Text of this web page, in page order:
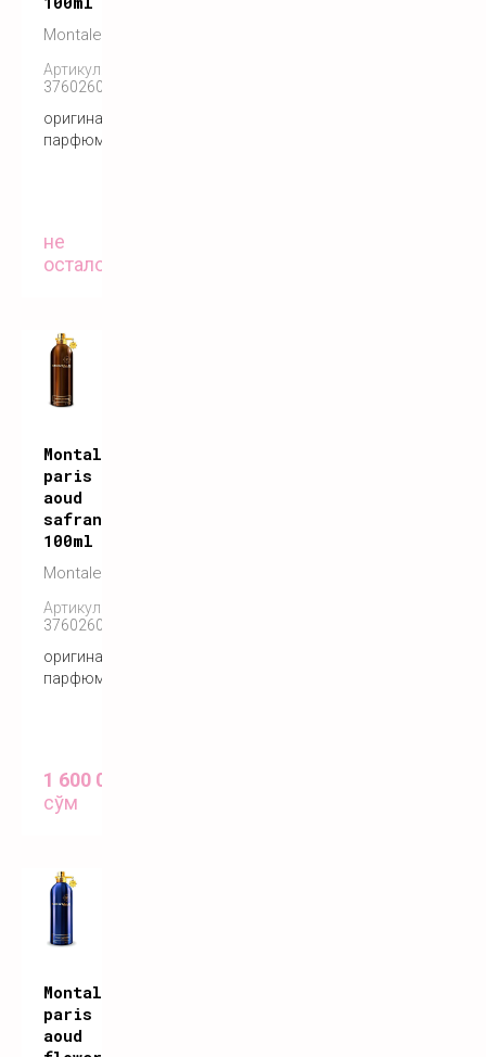
Montale
Артикул:
3760260455725
оригинальный
парфюм
не
осталось
Montale
paris
aoud
safran
100ml
Montale
Артикул:
3760260455725
оригинальный
парфюм
1 600 000
сўм
Montale
paris
aoud